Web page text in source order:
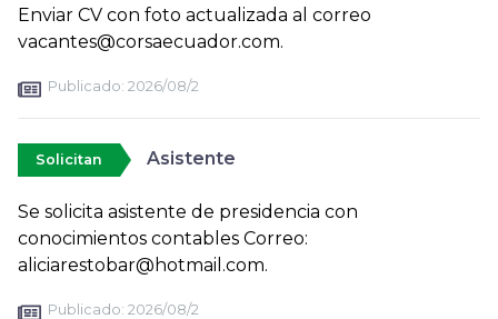
Enviar CV con foto actualizada al correo
vacantes@corsaecuador.com.
Publicado: 2026/08/2
Solicitan Asistente
Se solicita asistente de presidencia con
conocimientos contables Correo:
aliciarestobar@hotmail.com.
Publicado: 2026/08/2